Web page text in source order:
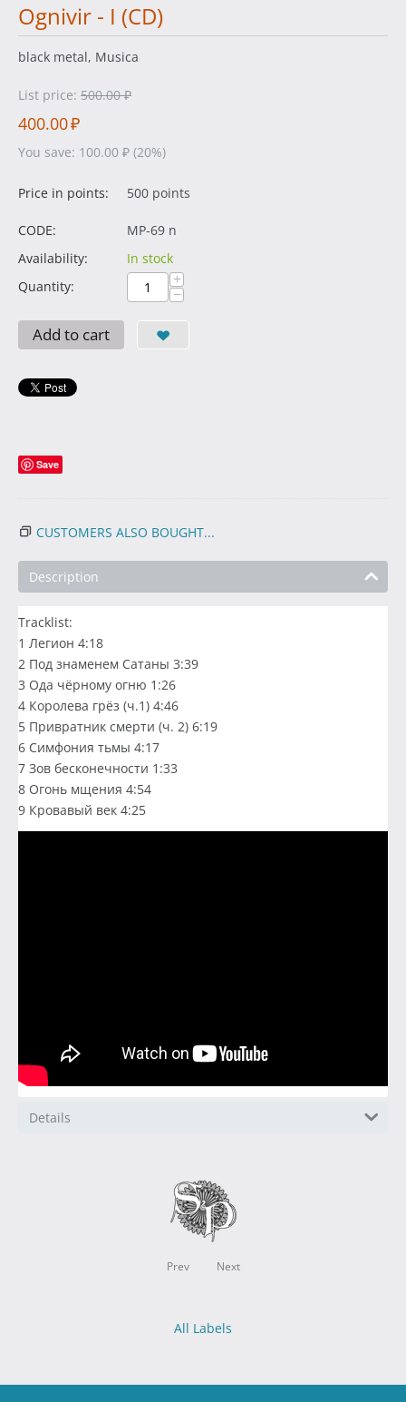
Ognivir - I (CD)
black metal, Musica
List price: 500.00 ₽
400.00₽
You save: 100.00 ₽ (20%)
Price in points: 500 points
CODE:
MP-69 n
Availability:
In stock
Quantity:
+
−
Add to cart
Save
CUSTOMERS ALSO BOUGHT...
Description
Tracklist:
1 Легион 4:18
2 Под знаменем Сатаны 3:39
3 Ода чёрному огню 1:26
4 Королева грёз (ч.1) 4:46
5 Привратник смерти (ч. 2) 6:19
6 Симфония тьмы 4:17
7 Зов бесконечности 1:33
8 Огонь мщения 4:54
9 Кровавый век 4:25
Details
Prev Next
All Labels